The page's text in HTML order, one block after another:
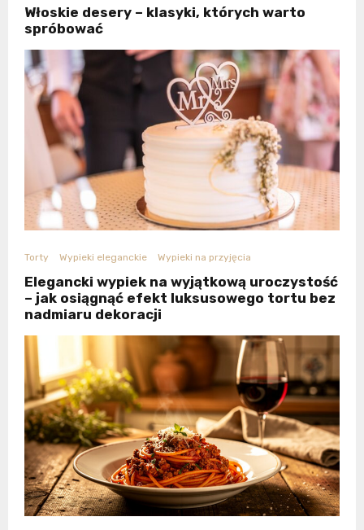
Włoskie desery – klasyki, których warto
spróbować
Torty Wypieki eleganckie Wypieki na przyjęcia
Elegancki wypiek na wyjątkową uroczystość
– jak osiągnąć efekt luksusowego tortu bez
nadmiaru dekoracji